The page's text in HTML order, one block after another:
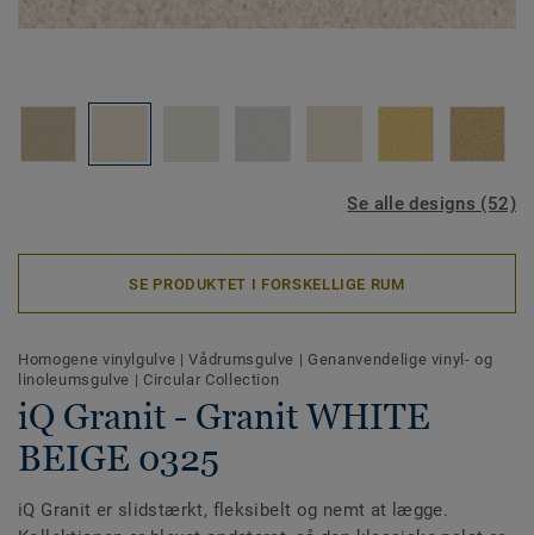
Se alle designs (52)
SE PRODUKTET I FORSKELLIGE RUM
Homogene vinylgulve |Vådrumsgulve | Genanvendelige vinyl- og
linoleumsgulve | Circular Collection
iQ Granit - Granit WHITE
BEIGE 0325
iQ Granit er slidstærkt, fleksibelt og nemt at lægge.